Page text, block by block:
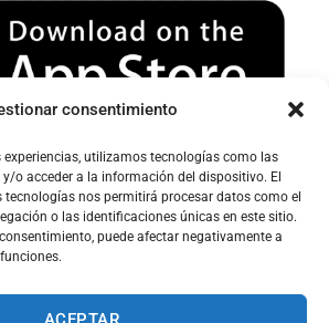
consentimiento
experiencias, utilizamos tecnologías como las
o acceder a la información del dispositivo. El
nos permitirá procesar datos como el
o las identificaciones únicas en este sitio.
puede afectar negativamente a
le spam :
spam ou courrier indésirable pour